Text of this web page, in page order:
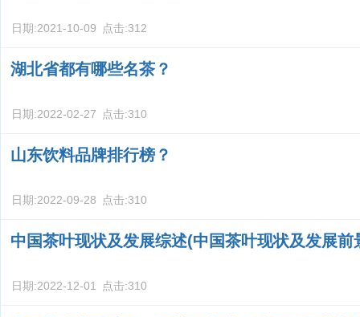
日期:2021-10-09 点击:312
湖北省都有哪些名茶？
日期:2022-02-27 点击:310
山东饮料品牌排行榜？
日期:2022-09-28 点击:310
中国茶叶现状及发展综述(中国茶叶现状及发展前
日期:2022-12-01 点击:310